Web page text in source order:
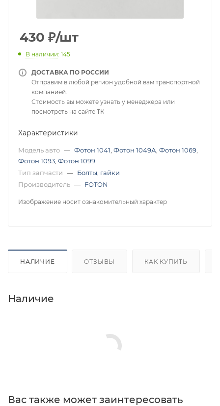
430 ₽/шт
В наличии: 145
ДОСТАВКА ПО РОССИИ
Отправим в любой регион удобной вам транспортной
компанией.
Стоимость вы можете узнать у менеджера или
посмотреть на сайте ТК
Характеристики
Модель авто — Фотон 1041 Фотон 1049А Фотон 1069
Фотон 1093 Фотон 1099
Тип запчасти — Болты, гайки
Производитель — FOTON
Изображение носит ознакомительный характер
НАЛИЧИЕ ОТЗЫВЫ КАК КУПИТЬ
Наличие
Вас также может заинтересовать